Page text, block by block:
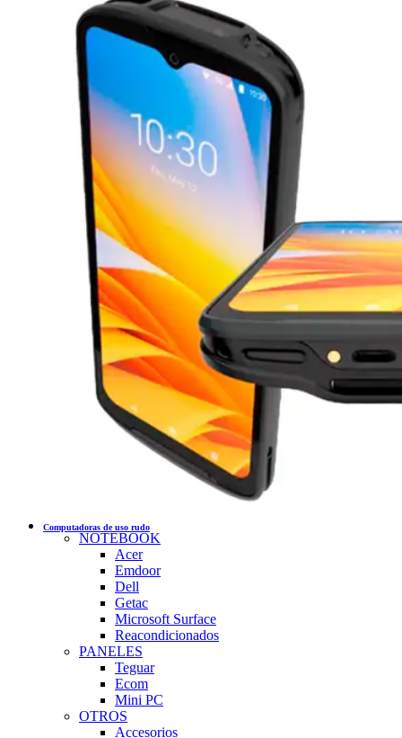
Computadoras de uso rudo
NOTEBOOK
Acer
Emdoor
Dell
Getac
Microsoft Surface
Reacondicionados
PANELES
Teguar
Ecom
Mini PC
OTROS
Accesorios